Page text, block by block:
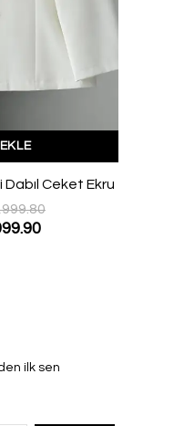
Dabıl Ceket Ekru
ilk sen